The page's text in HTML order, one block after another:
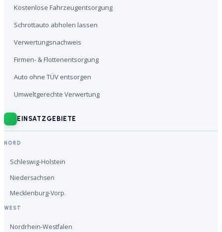
Kostenlose Fahrzeugentsorgung
Schrottauto abholen lassen
Verwertungsnachweis
Firmen- & Flottenentsorgung
Auto ohne TÜV entsorgen
Umweltgerechte Verwertung
EINSATZGEBIETE
NORD
Schleswig-Holstein
Niedersachsen
Mecklenburg-Vorp.
WEST
Nordrhein-Westfalen